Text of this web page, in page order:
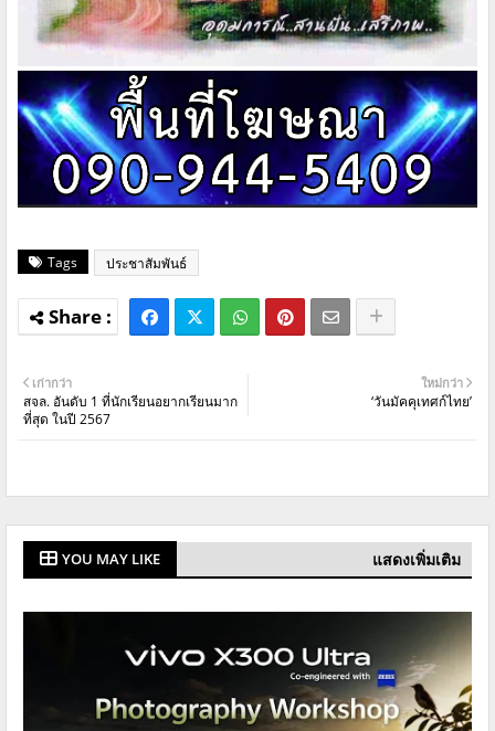
Tags ประชาสัมพันธ์
ใหม่กว่า
‘วันมัคคุเทศก์ไทย’
เก่ากว่า
สจล. อันดับ 1 ที่นักเรียนอยากเรียนมาก
ที่สุด ในปี 2567
YOU MAY LIKE แสดงเพิ่มเติม